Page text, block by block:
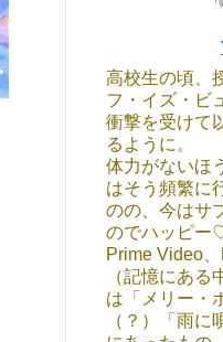
高校生の頃、
フ・イズ・ビ
衝撃を受けて
るように。
体力がないほ
はそう頻繁に
のの、今はサ
のでハッピー
Prime Video、
（記憶にあ
は「メリー
（？）「雨に